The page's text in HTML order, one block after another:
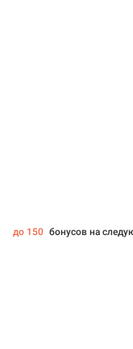
до 150 бонусов на